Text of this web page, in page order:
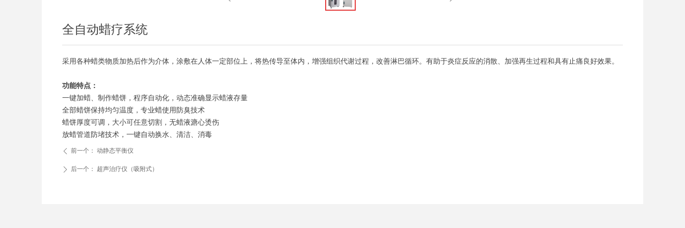
全自动蜡疗系统
采用各种蜡类物质加热后作为介体，涂敷在人体一定部位上，将热传导至体内，增强组织代谢过程，改善淋巴循环。有助于炎症反应的消散、加强再生过程和具有止痛良好效果。
功能特点：
一键加蜡、制作蜡饼，程序自动化，动态准确显示蜡液存量
全部蜡饼保持均匀温度，专业蜡使用防臭技术
蜡饼厚度可调，大小可任意切割，无蜡液溏心烫伤
放蜡管道防堵技术，一键自动换水、清洁、消毒
ꄴ 前一个： 动静态平衡仪
ꄲ 后一个： 超声治疗仪（吸附式）